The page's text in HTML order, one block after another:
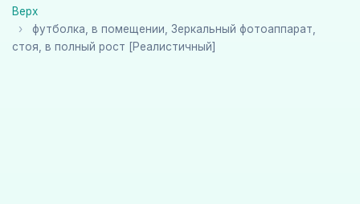
Верх
футболка, в помещении, Зеркальный фотоаппарат,
стоя, в полный рост [Реалистичный]